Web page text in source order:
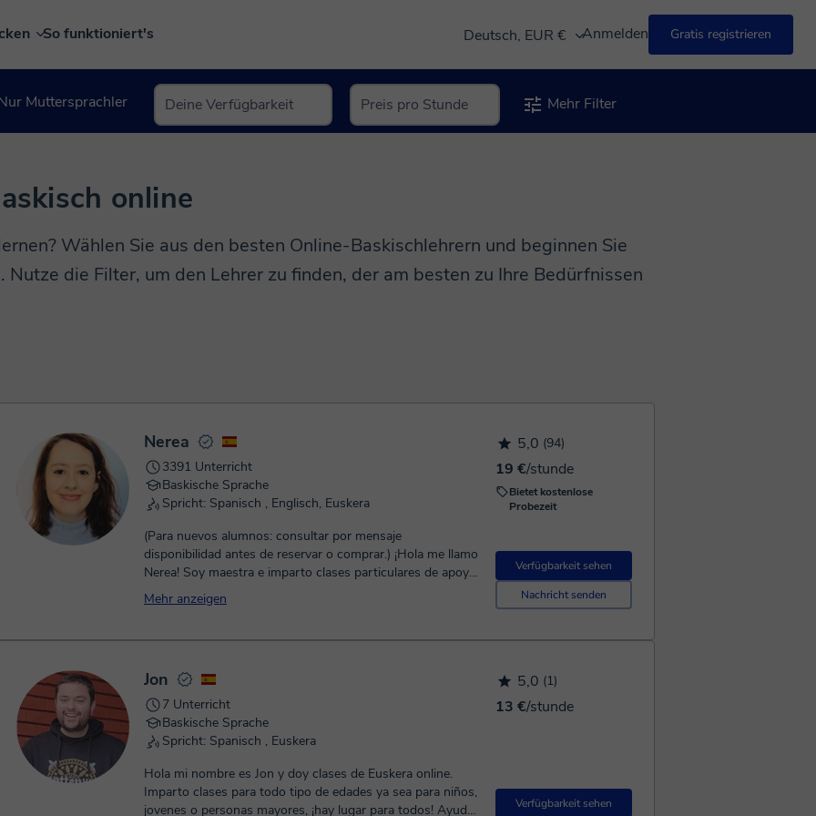
So funktioniert's Deutsch, EUR € Anmelden Gratis registrieren
Muttersprachler Mehr Filter
online
Wählen Sie aus den besten Online-Baskischlehrern und beginnen Sie
Nutze die Filter, um den Lehrer zu finden, der am besten zu Ihre Bedürfnissen
5,0 (94)
19 €/stunde
Bietet kostenlose
Probezeit
Verfügbarkeit sehen
Nachricht senden
Nerea
3391 Unterricht
Baskische Sprache
Spricht: Spanisch , Englisch, Euskera
(Para nuevos alumnos: consultar por mensaje
disponibilidad antes de reservar o comprar.) ¡Hola me llamo
Nerea! Soy maestra e imparto clases particulares de apoyo
en primaria de cualquier materia a niños. También doy
clases de Euskera a cualquier nivel, tanto a niños como a
y te puedo ayudar con: Euskera para primaria, secundaria y
IVAP: A1, A2, B1, B2, C1, C2 Euskera para oposiciones.
Euskera desde cero para cualquier edad. Conversación en
euskera. Las clases son totalmente personalizadas a cada
alumno, mezclando teoría, ejercicios prácticos, orales y
juegos.
Mehr anzeigen
5,0 (1)
13 €/stunde
Verfügbarkeit sehen
Jon
7 Unterricht
Baskische Sprache
Spricht: Spanisch , Euskera
Hola mi nombre es Jon y doy clases de Euskera online.
Imparto clases para todo tipo de edades ya sea para niños,
jovenes o personas mayores, ¡hay lugar para todos! Ayudo